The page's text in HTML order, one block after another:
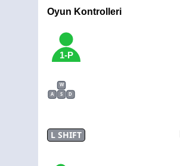
Oyun Kontrolleri
1-P
W
A
S D
L SHIFT